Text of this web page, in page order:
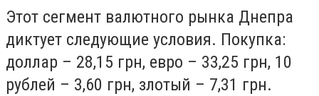
Этот сегмент валютного рынка Днепра
диктует следующие условия. Покупка:
доллар – 28,15 грн, евро – 33,25 грн, 10
рублей – 3,60 грн, злотый – 7,31 грн.